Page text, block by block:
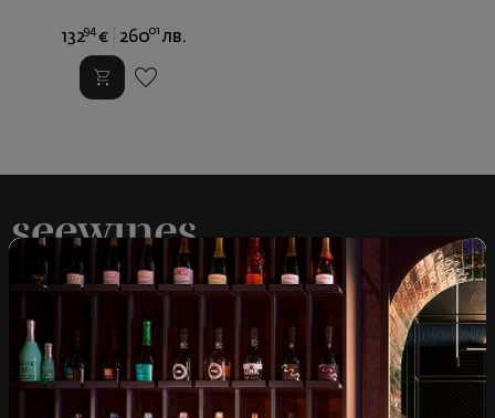
13294 € 26001 лв.
Над 1300 вина от цял
Физически магазини и